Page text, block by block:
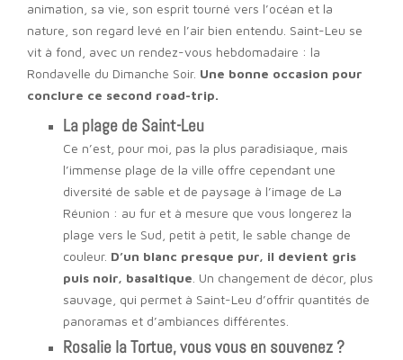
animation, sa vie, son esprit tourné vers l’océan et la
nature, son regard levé en l’air bien entendu. Saint-Leu se
vit à fond, avec un rendez-vous hebdomadaire : la
Rondavelle du Dimanche Soir. Une bonne occasion pour
conclure ce second road-trip.
La plage de Saint-Leu
Ce n’est, pour moi, pas la plus paradisiaque, mais
l’immense plage de la ville offre cependant une
diversité de sable et de paysage à l’image de La
Réunion : au fur et à mesure que vous longerez la
plage vers le Sud, petit à petit, le sable change de
couleur. D’un blanc presque pur, il devient gris
puis noir, basaltique . Un changement de décor, plus
sauvage, qui permet à Saint-Leu d’offrir quantités de
panoramas et d’ambiances différentes.
Rosalie la Tortue, vous vous en souvenez ?